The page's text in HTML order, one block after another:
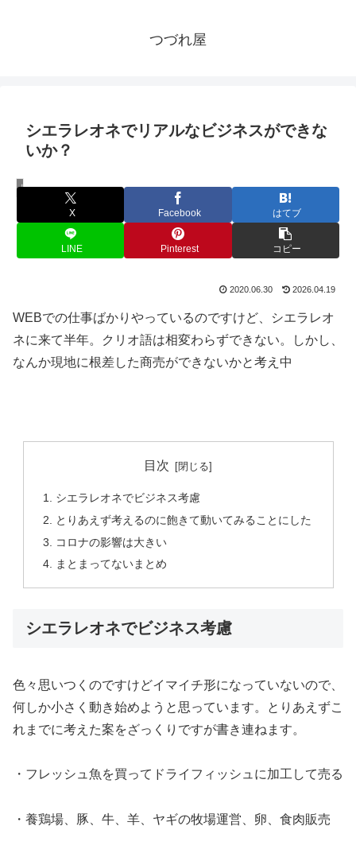
つづれ屋
シエラレオネでリアルなビジネスができな
いか？
リアルマーケティング
X Facebook はてブ
LINE Pinterest コピー
2020.06.30 2026.04.19
WEBでの仕事ばかりやっているのですけど、シエラレオ
ネに来て半年。クリオ語は相変わらずできない。しかし、
なんか現地に根差した商売ができないかと考え中
目次
シエラレオネでビジネス考慮
とりあえず考えるのに飽きて動いてみることにした
コロナの影響は大きい
まとまってないまとめ
シエラレオネでビジネス考慮
色々思いつくのですけどイマイチ形になっていないので、
何しか小さく動き始めようと思っています。とりあえずこ
れまでに考えた案をざっくりですが書き連ねます。
・フレッシュ魚を買ってドライフィッシュに加工して売る
・養鶏場、豚、牛、羊、ヤギの牧場運営、卵、食肉販売